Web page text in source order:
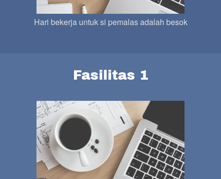
Hari bekerja untuk si pemalas adalah besok
Fasilitas 1